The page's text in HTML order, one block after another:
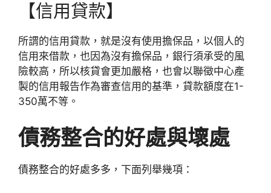
【信用貸款】
所謂的信用貸款，就是沒有使用擔保品，以個人的
信用來借款，也因為沒有擔保品，銀行須承受的風
險較高，所以核貸會更加嚴格，也會以聯徵中心產
製的信用報告作為審查信用的基準，貸款額度在1-
350萬不等。
債務整合的好處與壞處
債務整合的好處多多，下面列舉幾項：